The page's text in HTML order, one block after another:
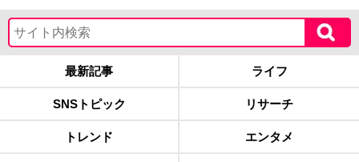
最新記事 ライフ
SNSトピック リサーチ
トレンド エンタメ